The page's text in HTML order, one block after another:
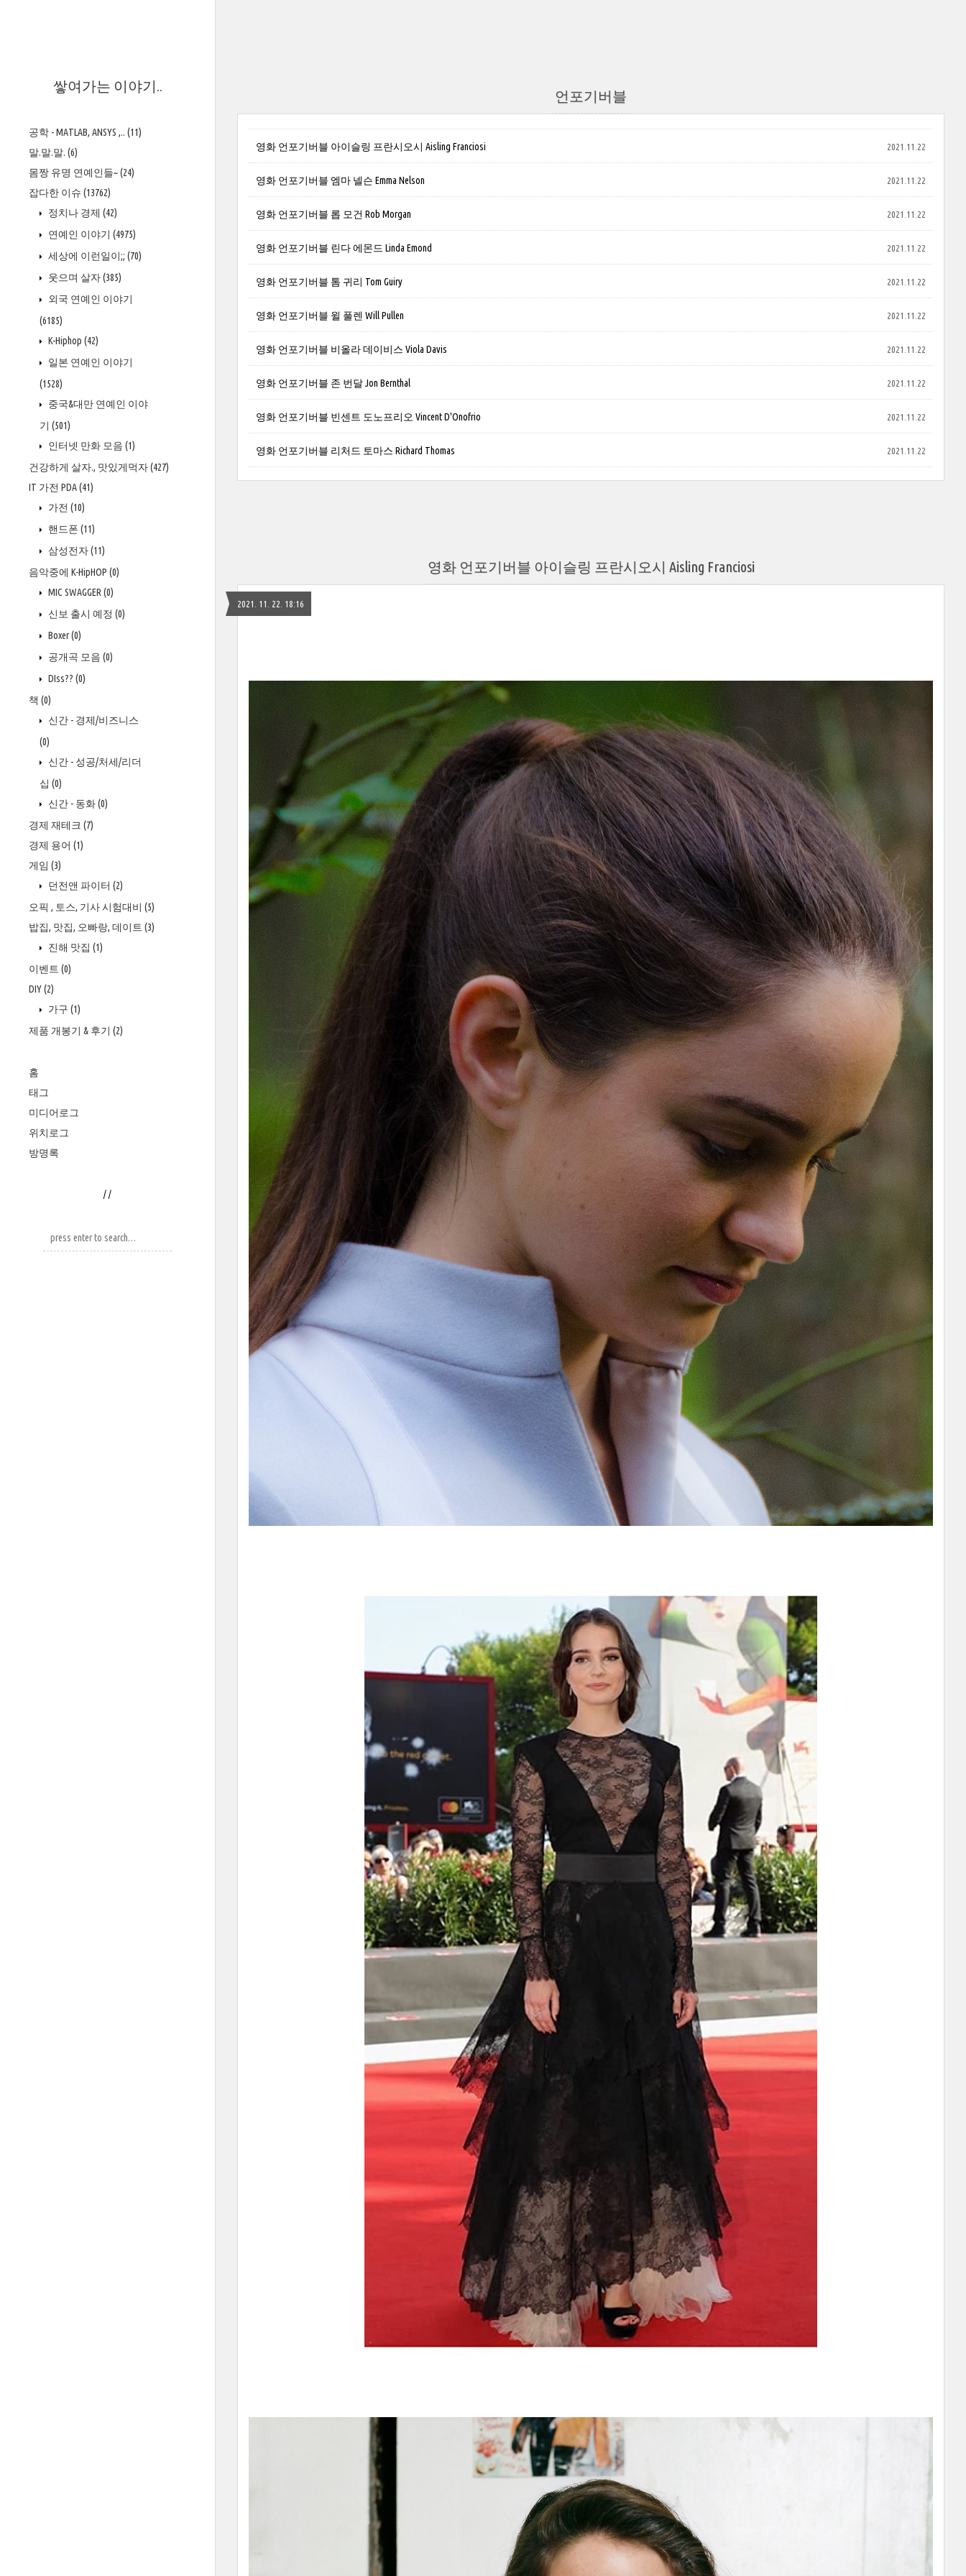
쌓여가는 이야기..
공학 - MATLAB, ANSYS ,.. (11)
말.말.말. (6)
몸짱 유명 연예인들~(24)
잡다한 이슈 (13762)
정치나 경제 (42)
연예인 이야기 (4975)
세상에 이런일이;; (70)
웃으며 살자(385)
외국 연예인 이야기
(6185)
K-Hiphop (42)
일본 연예인 이야기
(1528)
중국&대만 연예인 이야
기 (501)
인터넷 만화 모음 (1)
건강하게 살자., 맛있게먹자(427)
IT 가전 PDA(41)
가전 (10)
핸드폰 (11)
삼성전자(11)
음악중에 K-HipHOP (0)
MIC SWAGGER (0)
신보 출시 예정 (0)
Boxer(0)
공개곡 모음 (0)
DIss?? (0)
책 (0)
신간 - 경제/비즈니스
(0)
신간 - 성공/처세/리더
십 (0)
신간 - 동화(0)
경제 재테크 (7)
경제 용어 (1)
게임 (3)
던전앤 파이터 (2)
오픽 , 토스, 기사 시험대비 (5)
밥집, 맛집, 오빠랑, 데이트 (3)
진해 맛집 (1)
이벤트 (0)
DIY(2)
가구 (1)
제품 개봉기 & 후기 (2)
홈
태그
미디어로그
위치로그
방명록
/ /
언포기버블
영화 언포기버블 아이슬링 프란시오시 Aisling Franciosi 2021.11.22
영화 언포기버블 엠마 넬슨 Emma Nelson 2021.11.22
영화 언포기버블 롭 모건 Rob Morgan 2021.11.22
영화 언포기버블 린다 에몬드 Linda Emond 2021.11.22
영화 언포기버블 톰 귀리 Tom Guiry 2021.11.22
영화 언포기버블 윌 풀렌 Will Pullen 2021.11.22
영화 언포기버블 비올라 데이비스 Viola Davis 2021.11.22
영화 언포기버블 존 번달 Jon Bernthal 2021.11.22
영화 언포기버블 빈센트 도노프리오 Vincent D'Onofrio 2021.11.22
영화 언포기버블 리처드 토마스 Richard Thomas 2021.11.22
영화 언포기버블 아이슬링 프란시오시 Aisling Franciosi
2021. 11. 22. 18:16